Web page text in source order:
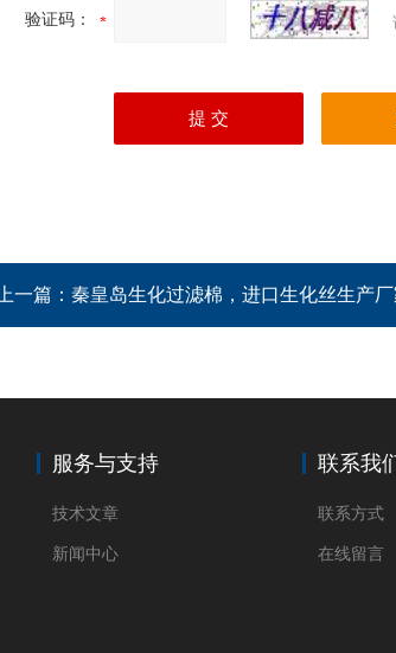
验证码：
上一篇： 秦皇岛生化过滤棉，进口生化丝生产厂
服务与支持
技术文章
新闻中心
联系我
联系方式
在线留言